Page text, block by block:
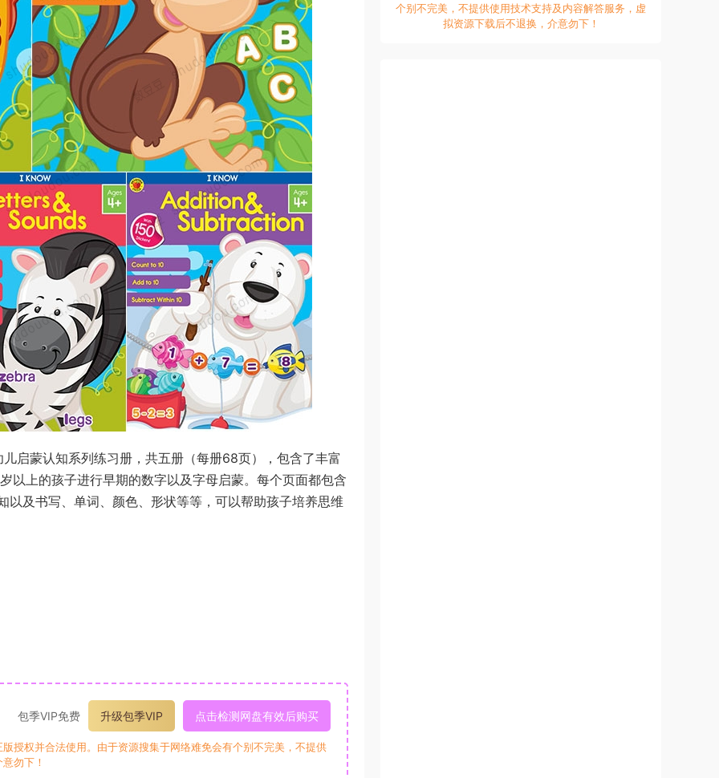
启蒙认知系列练习册，共五册（每册68页），包含了丰富
以上的孩子进行早期的数字以及字母启蒙。每个页面都包含
及书写、单词、颜色、形状等等，可以帮助孩子培养思维
包季VIP免费 升级包季VIP 点击检测网盘有效后购买
授权并合法使用。由于资源搜集于网络难免会有个别不完美，不提供
勿下！
个别不完美，不提供使用技术支持及内容解答服务，虚
拟资源下载后不退换，介意勿下！